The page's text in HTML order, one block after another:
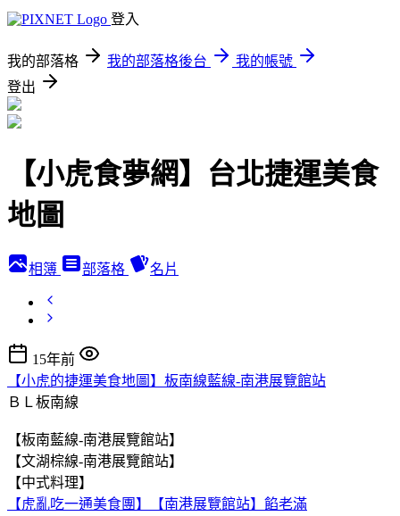
登入
我的部落格 我的部落格後台
我的帳號
登出
【小虎食夢網】台北捷運美食
地圖
相簿 部落格 名片
15年前
【小虎的捷運美食地圖】板南線藍線-南港展覽館站
ＢＬ板南線
【板南藍線-南港展覽館站】
【文湖棕線-南港展覽館站】
【中式料理】
【虎亂吃一通美食團】【南港展覽館站】餡老滿